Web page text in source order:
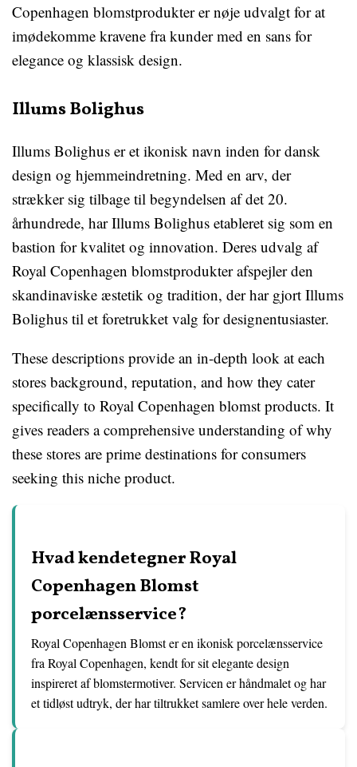
Copenhagen blomstprodukter er nøje udvalgt for at
imødekomme kravene fra kunder med en sans for
elegance og klassisk design.
Illums Bolighus
Illums Bolighus er et ikonisk navn inden for dansk
design og hjemmeindretning. Med en arv, der
strækker sig tilbage til begyndelsen af det 20.
århundrede, har Illums Bolighus etableret sig som en
bastion for kvalitet og innovation. Deres udvalg af
Royal Copenhagen blomstprodukter afspejler den
skandinaviske æstetik og tradition, der har gjort Illums
Bolighus til et foretrukket valg for designentusiaster.
These descriptions provide an in-depth look at each
stores background, reputation, and how they cater
specifically to Royal Copenhagen blomst products. It
gives readers a comprehensive understanding of why
these stores are prime destinations for consumers
seeking this niche product.
Hvad kendetegner Royal
Copenhagen Blomst
porcelænsservice?
Royal Copenhagen Blomst er en ikonisk porcelænsservice
fra Royal Copenhagen, kendt for sit elegante design
inspireret af blomstermotiver. Servicen er håndmalet og har
et tidløst udtryk, der har tiltrukket samlere over hele verden.